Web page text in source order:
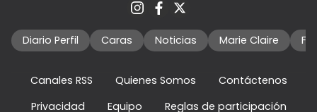
Diario Perfil Caras Noticias Marie Claire
Canales RSS Quienes Somos
Contáctenos
Privacidad
Equipo Reglas de participación